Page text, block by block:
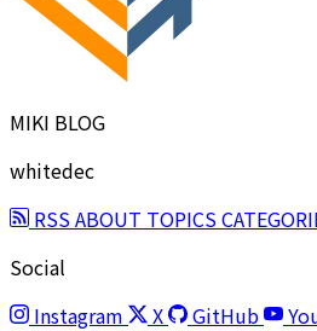
MIKI BLOG
whitedec
RSSABOUT TOPICS
Social
Instagram
X GitHub